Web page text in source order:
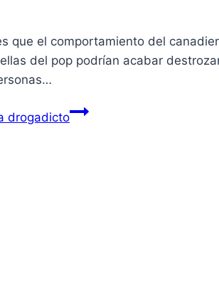
que el comportamiento del
del pop podrían acabar
drogadicto